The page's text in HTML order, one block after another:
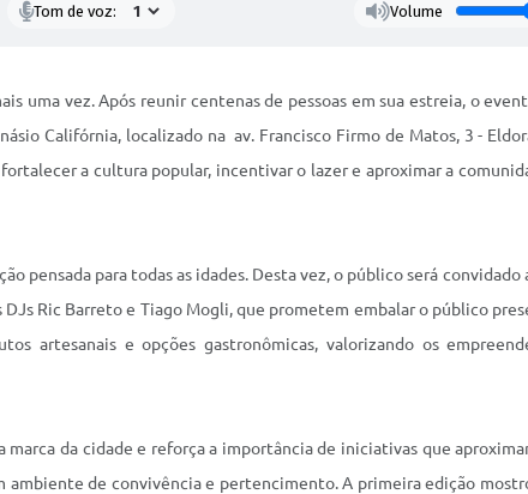
Tom de voz: Volume
uma vez. Após reunir centenas de pessoas em sua estreia, o
Califórnia, localizado na av. Francisco Firmo de Matos, 3 -
a cultura popular, incentivar o lazer e aproximar a
pensada para todas as idades. Desta vez, o público será convidado
Ric Barreto e Tiago Mogli, que prometem embalar o público
artesanais e opções gastronômicas, valorizando os
da cidade e reforça a importância de iniciativas que
de convivência e pertencimento. A primeira edição